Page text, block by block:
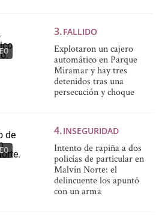
FALLIDO
Explotaron un cajero
automático en Parque
Miramar y hay tres
detenidos tras una
persecución y choque
INSEGURIDAD
Intento de rapiña a dos
policías de particular en
Malvín Norte: el
delincuente los apuntó
con un arma